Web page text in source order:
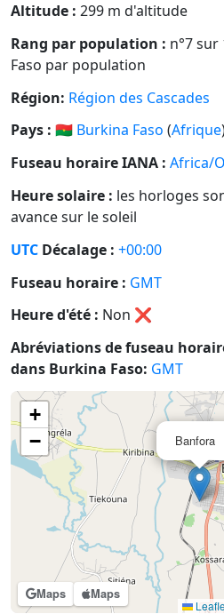
Altitude : 299 m d'altitude
Rang par population : n°7 sur
Faso par population
Région: Région des Cascades
Pays : 🇧🇫 Burkina Faso (Afrique
Fuseau horaire IANA : Africa/
Heure solaire : les horloges
avance sur le soleil
UTC Décalage : +00:00
Fuseau horaire : GMT
Heure d'été : Non ❌
Abréviations de fuseau
dans Burkina Faso: GMT
Maps Maps
Banfora
+
−